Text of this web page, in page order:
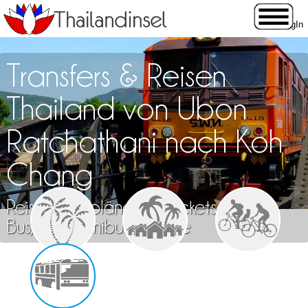
Transfers & Reisen
Thailand von Ubon
Ratchathani nach Koh
Chang
Reisen, Fahrpläne und Tickets für Zug,
Bus, Flug, Minibus & Fähre